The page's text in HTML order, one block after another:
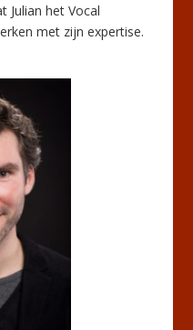
Julian het Vocal
met zijn expertise.